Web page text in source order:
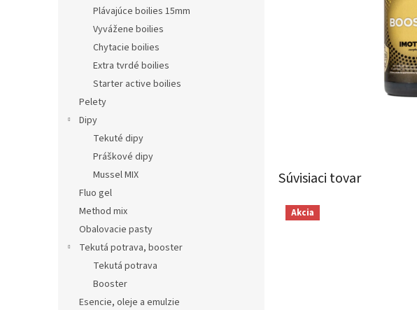
Plávajúce boilies 15mm
Vyvážene boilies
Chytacie boilies
Extra tvrdé boilies
Starter active boilies
Pelety
Dipy
Tekuté dipy
Práškové dipy
Mussel MIX
Fluo gel
Method mix
Obalovacie pasty
Tekutá potrava, booster
Tekutá potrava
Booster
Esencie, oleje a emulzie
Súvisiaci tovar
Akcia